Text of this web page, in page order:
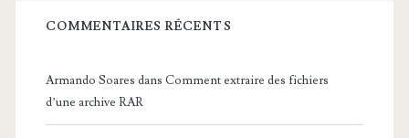
COMMENTAIRES RÉCENTS
Armando Soares dans Comment extraire des fichiers
d’une archive RAR